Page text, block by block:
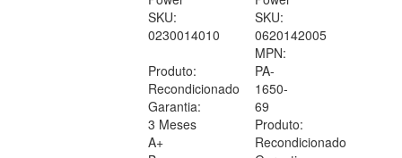
SKU:
0230014010
Produto:
Recondicionado
Garantia:
3 Meses
A+
SKU:
0620142005
MPN:
PA-
1650-
69
Produto:
Recondicionado